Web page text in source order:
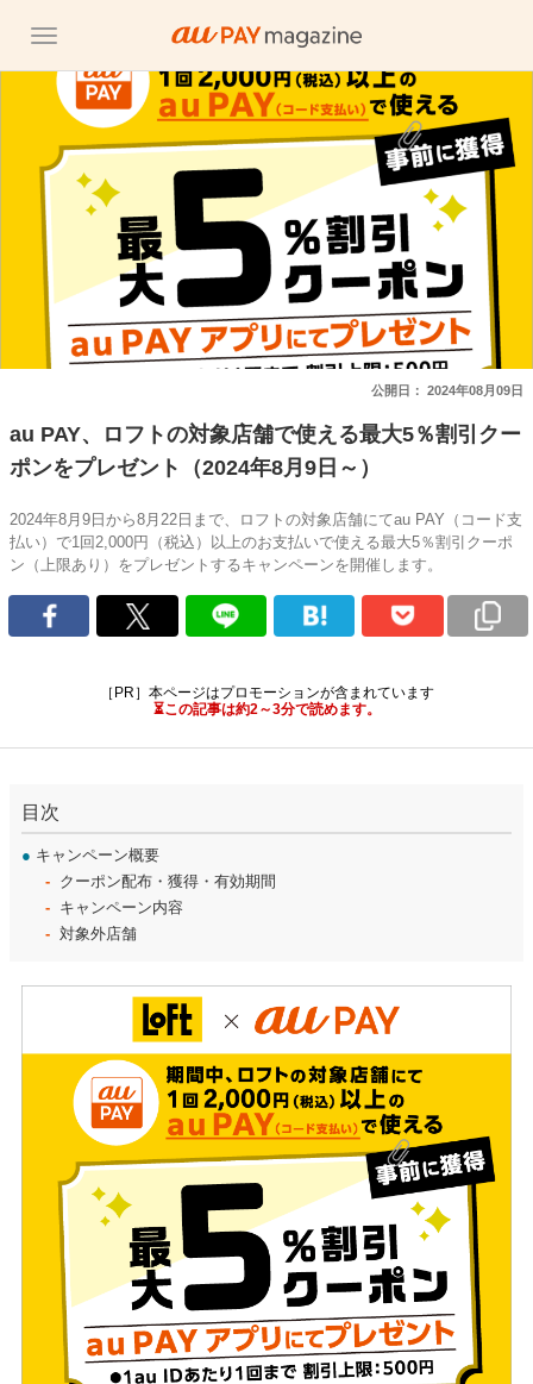
公開日： 2024年08月09日
au PAY、ロフトの対象店舗で使える最大5％割引クー
ポンをプレゼント（2024年8月9日～）
2024年8月9日から8月22日まで、ロフトの対象店舗にてau PAY（コード支
払い）で1回2,000円（税込）以上のお支払いで使える最大5％割引クーポ
ン（上限あり）をプレゼントするキャンペーンを開催します。
［PR］本ページはプロモーションが含まれています
⏳この記事は約2～3分で読めます。
目次
● キャンペーン概要
クーポン配布・獲得・有効期間
キャンペーン内容
対象外店舗